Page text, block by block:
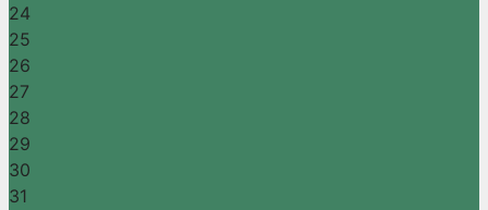
24
25
26
27
28
29
30
31